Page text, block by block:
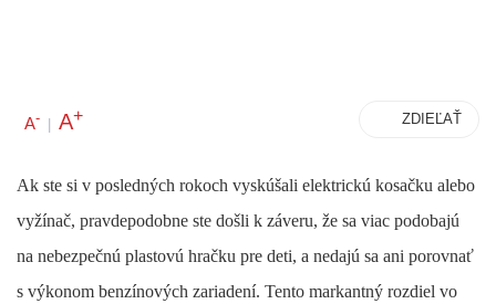
A- | A+ ZDIEĽAŤ
Ak ste si v posledných rokoch vyskúšali elektrickú kosačku alebo
vyžínač, pravdepodobne ste došli k záveru, že sa viac podobajú
na nebezpečnú plastovú hračku pre deti, a nedajú sa ani porovnať
s výkonom benzínových zariadení. Tento markantný rozdiel vo